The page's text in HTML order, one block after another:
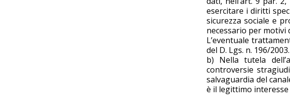
esercitare i diritti
sicurezza sociale e
necessario per motivi
L’eventuale
del D. Lgs. n. 196/2003.
b) Nella tutela
controversie
salvaguardia del
è il legittimo interesse